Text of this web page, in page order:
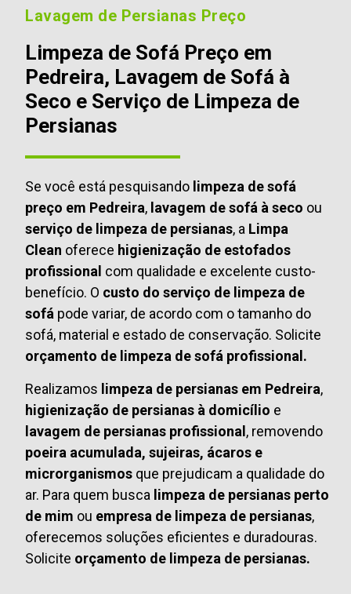
Lavagem de Persianas Preço
Limpeza de Sofá Preço em
Pedreira, Lavagem de Sofá à
Seco e Serviço de Limpeza de
Persianas
Se você está pesquisando limpeza de sofá
preço em Pedreira, lavagem de sofá à seco ou
serviço de limpeza de persianas, a Limpa
Clean oferece higienização de estofados
profissional com qualidade e excelente custo-
benefício. O custo do serviço de limpeza de
sofá pode variar, de acordo com o tamanho do
sofá, material e estado de conservação. Solicite
orçamento de limpeza de sofá profissional.
Realizamos limpeza de persianas em Pedreira,
higienização de persianas à domicílio e
lavagem de persianas profissional, removendo
poeira acumulada, sujeiras, ácaros e
microrganismos que prejudicam a qualidade do
ar. Para quem busca limpeza de persianas perto
de mim ou empresa de limpeza de persianas,
oferecemos soluções eficientes e duradouras.
Solicite orçamento de limpeza de persianas.